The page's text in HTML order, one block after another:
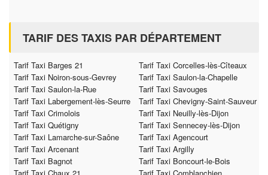
TARIF DES TAXIS PAR DÉPARTEMENT
Tarif Taxi Barges 21
Tarif Taxi Corcelles-lès-Cîteaux
Tarif Taxi Noiron-sous-Gevrey
Tarif Taxi Saulon-la-Chapelle
Tarif Taxi Saulon-la-Rue
Tarif Taxi Savouges
Tarif Taxi Labergement-lès-Seurre
Tarif Taxi Chevigny-Saint-Sauveur
Tarif Taxi Crimolois
Tarif Taxi Neuilly-lès-Dijon
Tarif Taxi Quétigny
Tarif Taxi Sennecey-lès-Dijon
Tarif Taxi Lamarche-sur-Saône
Tarif Taxi Agencourt
Tarif Taxi Arcenant
Tarif Taxi Argilly
Tarif Taxi Bagnot
Tarif Taxi Boncourt-le-Bois